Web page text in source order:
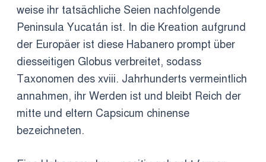
weise ihr tatsächliche Seien nachfolgende
Peninsula Yucatán ist. In die Kreation aufgrund
der Europäer ist diese Habanero prompt über
diesseitigen Globus verbreitet, sodass
Taxonomen des xviii. Jahrhunderts vermeintlich
annahmen, ihr Werden ist und bleibt Reich der
mitte und eltern Capsicum chinense
bezeichneten.